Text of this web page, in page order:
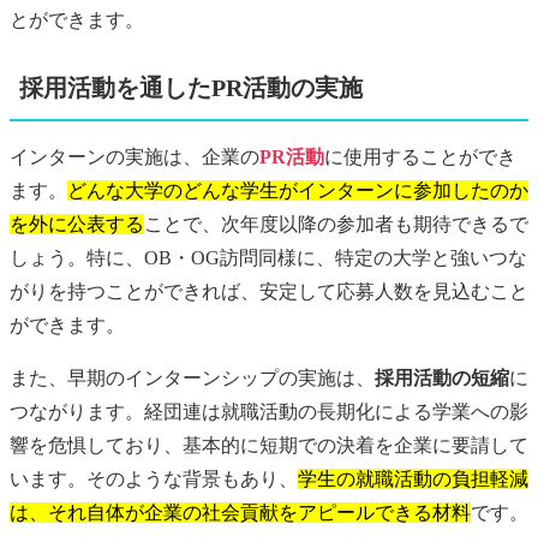
とができます。
採用活動を通したPR活動の実施
インターンの実施は、企業のPR活動に使用することができ
ます。
どんな大学のどんな学生がインターンに参加したのか
を外に公表する ことで、次年度以降の参加者も期待できるで
しょう。特に、OB・OG訪問同様に、特定の大学と強いつな
がりを持つことができれば、安定して応募人数を見込むこと
ができます。
また、早期のインターンシップの実施は、 採用活動の短縮に
つながります。経団連は就職活動の長期化による学業への影
響を危惧しており、基本的に短期での決着を企業に要請して
います。そのような背景もあり、 学生の就職活動の負担軽減
は、それ自体が企業の社会貢献をアピールできる材料です。